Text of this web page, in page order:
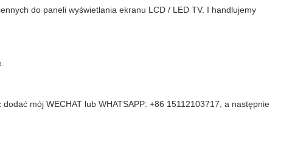
do paneli wyświetlania ekranu LCD / LED TV. I handlujemy
mój WECHAT lub WHATSAPP: +86 15112103717, a następnie